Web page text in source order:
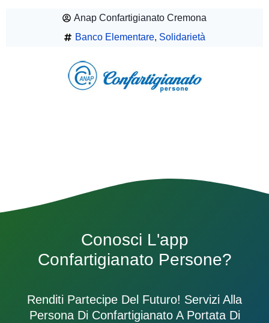
Anap Confartigianato Cremona
Banco Elementare, Solidarietà
Conosci L'app
Confartigianato Persone?
Renditi Partecipe Del Futuro! Servizi Alla
Persona Di Confartigianato A Portata Di